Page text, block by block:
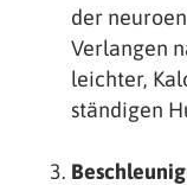
der
Verlangen
leichter,
ständigen